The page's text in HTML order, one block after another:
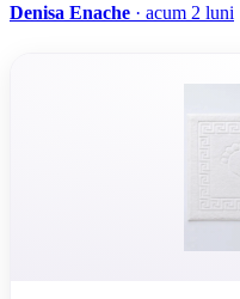
Denisa Enache · acum 2 luni